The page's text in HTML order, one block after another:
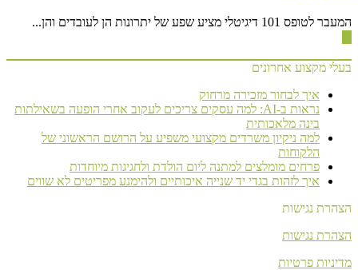
המעבר לטופס 101 דיגיטלי מציע שפע של יתרונות הן לעובדים והן...
בעלי מקצוע אחרונים
איך לבחור מזכירה מרחוק
נראות ב-AI: למה עסקים צריכים לעקוב אחרי הופעה בשאילתות
בינה מלאכותית
למה ניקיון משרדים מקצועי משפיע על הרושם הראשוני של
הלקוחות
פרחים מומלצים למתנה ליום הולדת ולחגיגות מיוחדות
איך לזהות בגדי יד שנייה איכותיים ולהימנע מפריטים לא שווים
הצהרת נגישות
הצהרת נגישות
מדיניות פרטיות